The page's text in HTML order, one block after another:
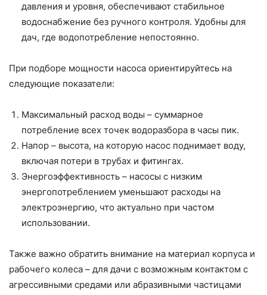
давления и уровня, обеспечивают стабильное
водоснабжение без ручного контроля. Удобны для
дач, где водопотребление непостоянно.
При подборе мощности насоса ориентируйтесь на
следующие показатели:
Максимальный расход воды – суммарное
потребление всех точек водоразбора в часы пик.
Напор – высота, на которую насос поднимает воду,
включая потери в трубах и фитингах.
Энергоэффективность – насосы с низким
энергопотреблением уменьшают расходы на
электроэнергию, что актуально при частом
использовании.
Также важно обратить внимание на материал корпуса и
рабочего колеса – для дачи с возможным контактом с
агрессивными средами или абразивными частицами